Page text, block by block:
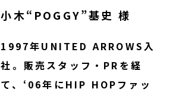
小木“POGGY”基史 様
1997年UNITED ARROWS入
社。販売スタッフ・PRを経
て、‘06年にHIP HOPファッ